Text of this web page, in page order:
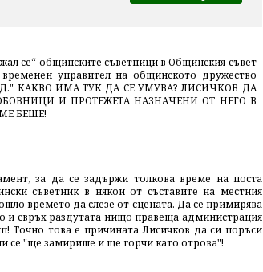
се“ общинските съветници в Общинския съвет
управител на общинското дружество
КАКВО ИМА ТУК ДА СЕ УМУВА? ЛИСИЧКОВ ДА
И ПРОТЕЖЕТА НАЗНАЧЕНИ ОТ НЕГО В
БЕШЕ!
за да се задържи толкова време на поста
съветник в някои от съставите на местния
времето да слезе от сцената. Да се примирява
и свръх раздутата нищо правеща администрация
Точно това е причината Лисичков да си поръси
се "ще замирише и ще горчи като отрова"!